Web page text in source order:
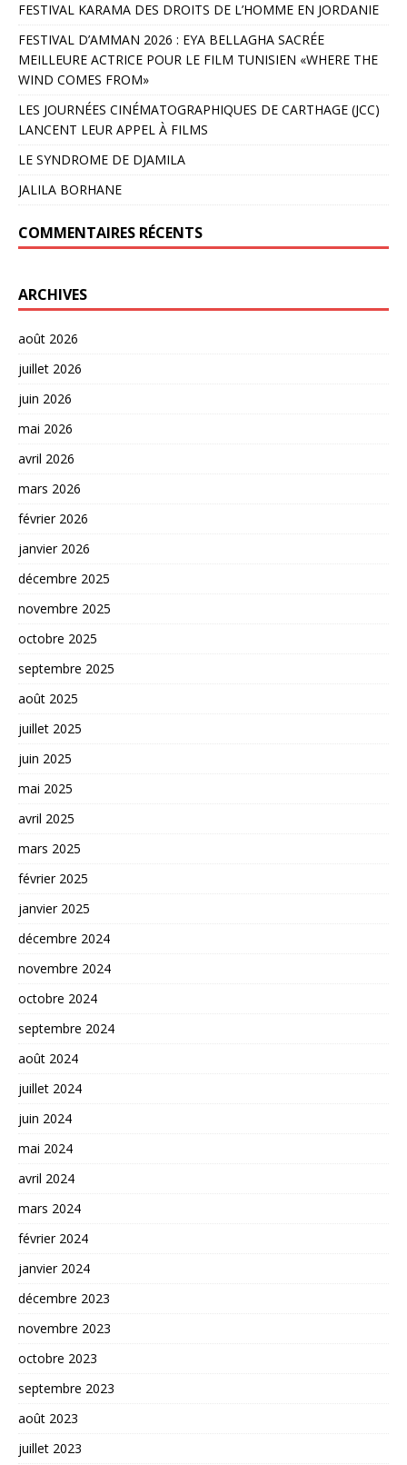
FESTIVAL KARAMA DES DROITS DE L’HOMME EN JORDANIE
FESTIVAL D’AMMAN 2026 : EYA BELLAGHA SACRÉE
MEILLEURE ACTRICE POUR LE FILM TUNISIEN «WHERE THE
WIND COMES FROM»
LES JOURNÉES CINÉMATOGRAPHIQUES DE CARTHAGE (JCC)
LANCENT LEUR APPEL À FILMS
LE SYNDROME DE DJAMILA
JALILA BORHANE
COMMENTAIRES RÉCENTS
ARCHIVES
août 2026
juillet 2026
juin 2026
mai 2026
avril 2026
mars 2026
février 2026
janvier 2026
décembre 2025
novembre 2025
octobre 2025
septembre 2025
août 2025
juillet 2025
juin 2025
mai 2025
avril 2025
mars 2025
février 2025
janvier 2025
décembre 2024
novembre 2024
octobre 2024
septembre 2024
août 2024
juillet 2024
juin 2024
mai 2024
avril 2024
mars 2024
février 2024
janvier 2024
décembre 2023
novembre 2023
octobre 2023
septembre 2023
août 2023
juillet 2023